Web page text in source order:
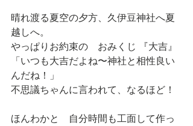
晴れ渡る夏空の夕方、久伊豆神社へ夏
越しへ。
やっぱりお約束の　おみくじ 『大吉』
「いつも大吉だよね〜神社と相性良い
んだね！」
不思議ちゃんに言われて、なるほど！
ほんわかと　自分時間も工面して作っ